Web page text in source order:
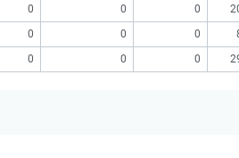
0 0 0
0 0 0
0 0 0